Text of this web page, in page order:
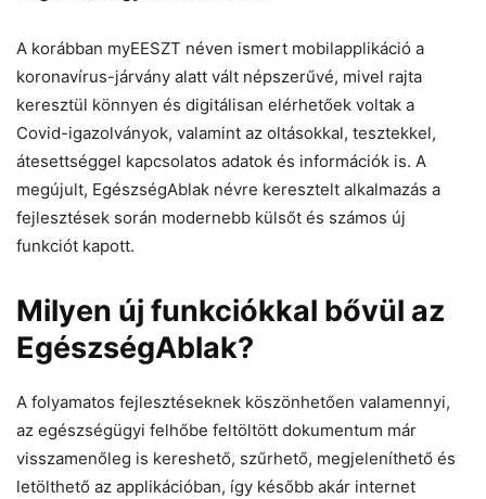
A korábban myEESZT néven ismert mobilapplikáció a
koronavírus-járvány alatt vált népszerűvé, mivel rajta
keresztül könnyen és digitálisan elérhetőek voltak a
Covid-igazolványok, valamint az oltásokkal, tesztekkel,
átesettséggel kapcsolatos adatok és információk is. A
megújult, EgészségAblak névre keresztelt alkalmazás a
fejlesztések során modernebb külsőt és számos új
funkciót kapott.
Milyen új funkciókkal bővül az
EgészségAblak?
A folyamatos fejlesztéseknek köszönhetően valamennyi,
az egészségügyi felhőbe feltöltött dokumentum már
visszamenőleg is kereshető, szűrhető, megjeleníthető és
letölthető az applikációban, így később akár internet